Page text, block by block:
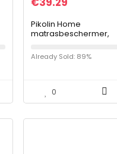
Pikolin Home
matrasbeschermer,
hypoallergeen,
mijtdicht, antibacterieel
Already Sold: 89%
0